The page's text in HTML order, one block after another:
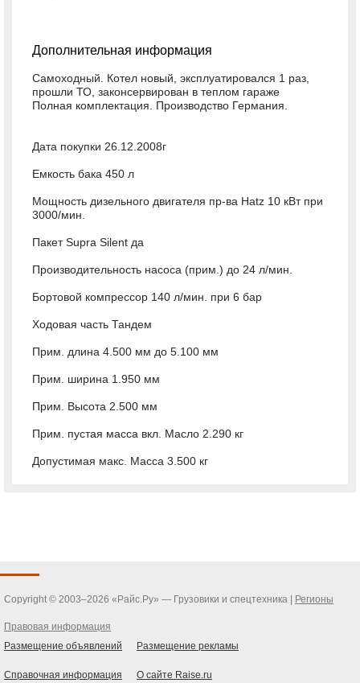
Дополнительная информация
Самоходный. Котел новый, эксплуатировался 1 раз,
прошли ТО, законсерви­рован в теплом гараже
Полная комплектация. Производство Германия.
Дата покупки 26.12.2008г
Емкость бака 450 л
Мощность дизельного двигателя пр-ва Hatz 10 кВт при
3000/мин.
Пакет Supra Silent да
Производительность насоса (прим.) до 24 л/мин.
Бортовой компрессор 140 л/мин. при 6 бар
Ходовая часть Тандем
Прим. длина 4.500 мм до 5.100 мм
Прим. ширина 1.950 мм
Прим. Высота 2.500 мм
Прим. пустая масса вкл. Масло 2.290 кг
Допустимая макс. Масса 3.500 кг
Copyright © 2003–2026 «Райс.Ру» — Грузовики и спецтехника | Регионы
Правовая информация
Размещение объявлений
Размещение рекламы
Справочная информация О сайте Raise.ru